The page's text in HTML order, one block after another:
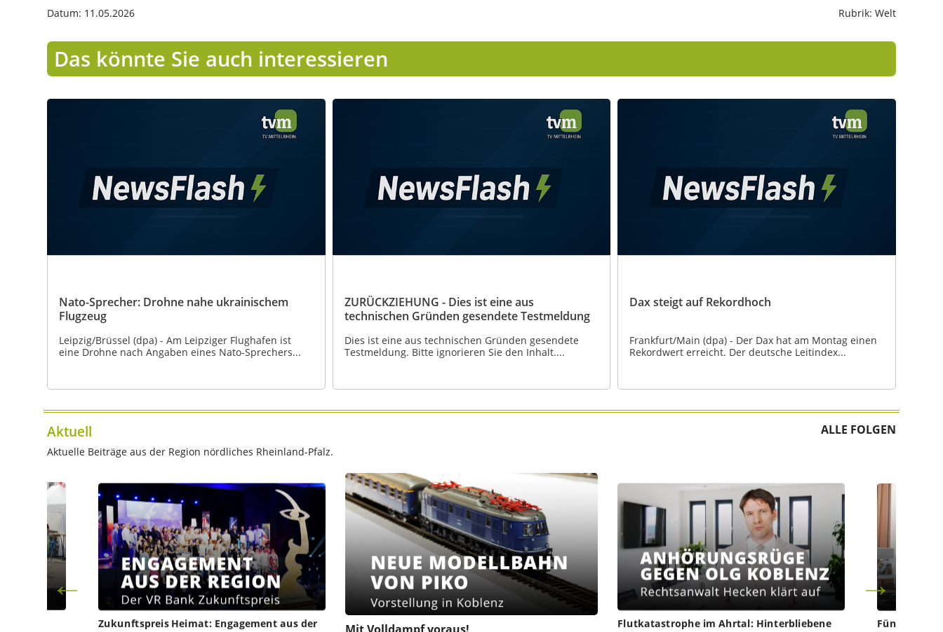
Datum: 11.05.2026 Rubrik: Welt
Das könnte Sie auch interessieren
Nato-Sprecher: Drohne nahe ukrainischem
Flugzeug
Leipzig/Brüssel (dpa) - Am Leipziger Flughafen ist
eine Drohne nach Angaben eines Nato-Sprechers...
ZURÜCKZIEHUNG - Dies ist eine aus
technischen Gründen gesendete Testmeldung
Dies ist eine aus technischen Gründen gesendete
Testmeldung. Bitte ignorieren Sie den Inhalt....
Dax steigt auf Rekordhoch
Frankfurt/Main (dpa) - Der Dax hat am Montag einen
Rekordwert erreicht. Der deutsche Leitindex...
Aktuell ALLE FOLGEN
Aktuelle Beiträge aus der Region nördliches Rheinland-Pfalz.
Zukunftspreis Heimat: Engagement aus der
Mit Volldampf voraus!
Flutkatastrophe im Ahrtal: Hinterbliebene
Fünf Jahre